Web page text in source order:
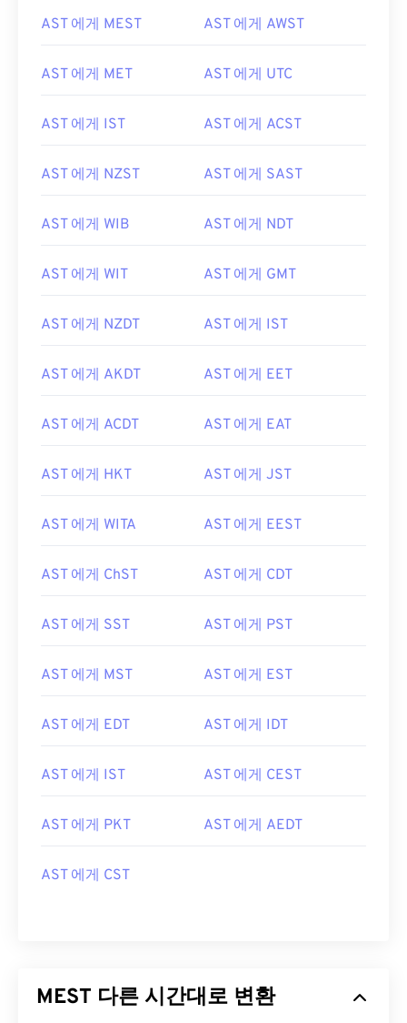
AST 에게 MEST AST 에게 AWST
AST 에게 MET AST 에게 UTC
AST 에게 IST AST 에게 ACST
AST 에게 NZST AST 에게 SAST
AST 에게 WIB AST 에게 NDT
AST 에게 WIT AST 에게 GMT
AST 에게 NZDT AST 에게 IST
AST 에게 AKDT AST 에게 EET
AST 에게 ACDT AST 에게 EAT
AST 에게 HKT AST 에게 JST
AST 에게 WITA AST 에게 EEST
AST 에게 ChST AST 에게 CDT
AST 에게 SST AST 에게 PST
AST 에게 MST AST 에게 EST
AST 에게 EDT AST 에게 IDT
AST 에게 IST AST 에게 CEST
AST 에게 PKT AST 에게 AEDT
AST 에게 CST
MEST 다른 시간대로 변환